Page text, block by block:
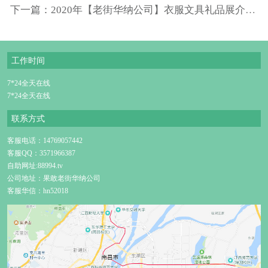
下一篇：2020年【老街华纳公司】衣服文具礼品展介绍！
工作时间
7*24全天在线
7*24全天在线
联系方式
客服电话：14769057442
客服QQ：3571966387
自助网址:88994.tv
公司地址：果敢老街华纳公司
客服华信：hn52018